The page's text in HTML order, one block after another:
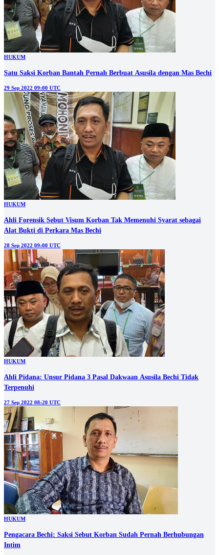
HUKUM
Satu Saksi Korban Bantah Pernah Berbuat Asusila dengan Mas Bechi
29 Sep 2022 09:00 UTC
HUKUM
Ahli Forensik Sebut Visum Korban Tak Memenuhi Syarat sebagai
Alat Bukti di Perkara Mas Bechi
28 Sep 2022 09:00 UTC
HUKUM
Ahli Pidana: Unsur Pidana 3 Pasal Dakwaan Asusila Bechi Tidak
Terpenuhi
27 Sep 2022 08:20 UTC
HUKUM
Pengacara Bechi: Saksi Sebut Korban Sudah Pernah Berhubungan
Intim